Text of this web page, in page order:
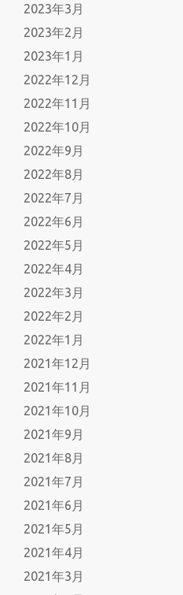
2023年3月
2023年2月
2023年1月
2022年12月
2022年11月
2022年10月
2022年9月
2022年8月
2022年7月
2022年6月
2022年5月
2022年4月
2022年3月
2022年2月
2022年1月
2021年12月
2021年11月
2021年10月
2021年9月
2021年8月
2021年7月
2021年6月
2021年5月
2021年4月
2021年3月